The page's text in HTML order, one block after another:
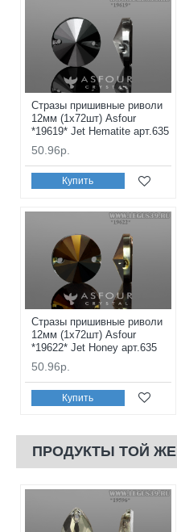
Стразы пришивные риволи
12мм (1x72шт) Asfour
*19619* Jet Hematite арт.635
50.96р.
Купить
Стразы пришивные риволи
12мм (1x72шт) Asfour
*19622* Jet Honey арт.635
50.96р.
Купить
ПРОДУКТЫ ТОЙ ЖЕ